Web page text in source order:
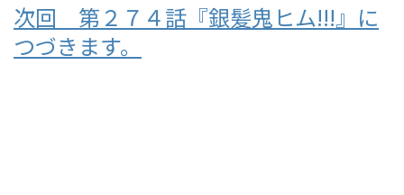
次回 第２７４話『銀髪鬼ヒム!!!』に
つづきます。